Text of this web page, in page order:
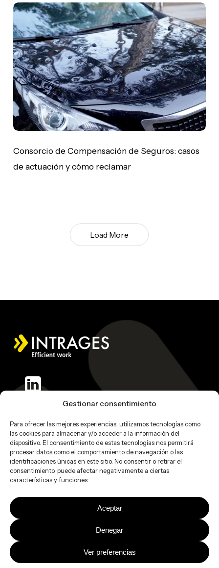
Gestionar consentimiento
Para ofrecer las mejores experiencias, utilizamos tecnologías como
las cookies para almacenar y/o acceder a la información del
dispositivo. El consentimiento de estas tecnologías nos permitirá
procesar datos como el comportamiento de navegación o las
identificaciones únicas en este sitio. No consentir o retirar el
consentimiento, puede afectar negativamente a ciertas
características y funciones.
Aceptar
Denegar
Ver preferencias
Consorcio
Compensación
de
Seguros:
casos
de
actuación
y
cómo
reclamar
Consorcio de Compensación de Seguros: casos
de actuación y cómo reclamar
Load More
Acceso a intranet
Red de colaboradores
Trabaja con nosotros
T. 902 110 276
info@intrages.com
Política de privacidad